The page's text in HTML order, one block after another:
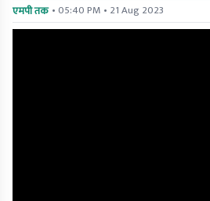
एमपी तक • 05:40 PM • 21 Aug 2023